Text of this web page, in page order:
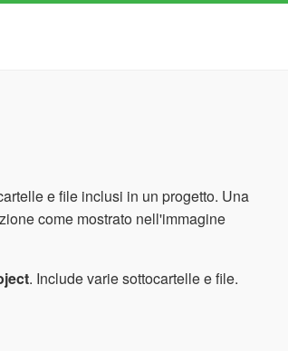
e file inclusi in un progetto. Una
come mostrato nell'immagine
. Include varie sottocartelle e file.